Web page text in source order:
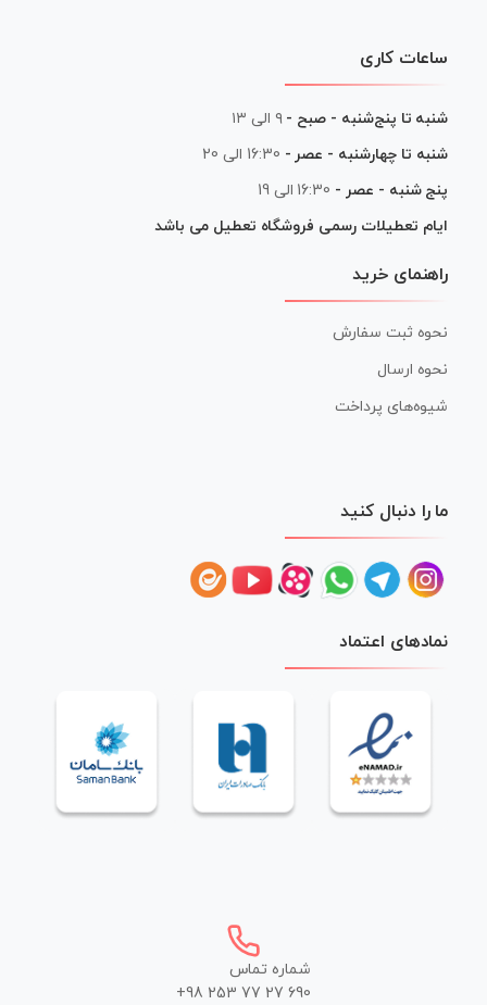
ساعات کاری
شنبه تا پنج‌شنبه - صبح - ۹ الی ۱۳
شنبه تا چهارشنبه - عصر - 16:30 الی 20
پنج شنبه - عصر - 16:30 الی 19
ایام تعطیلات رسمی فروشگاه تعطیل می باشد
راهنمای خرید
نحوه ثبت سفارش
نحوه ارسال
شیوه‌های پرداخت
ما را دنبال کنید
نمادهای اعتماد
شماره تماس
+98 253 77 27 690